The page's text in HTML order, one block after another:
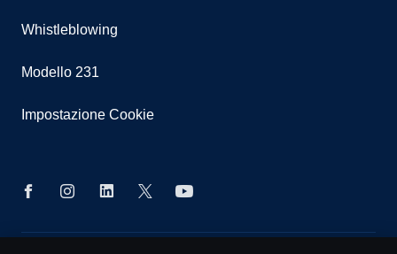
Whistleblowing
Modello 231
Impostazione Cookie